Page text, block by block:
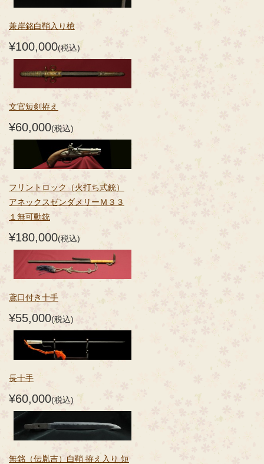
兼岸銘白鞘入り槍
¥100,000(税込)
文官短剣拵え
¥60,000(税込)
フリントロック（火打ち式銃）
アネックスゼンダメリーＭ３３
１無可動銃
¥180,000(税込)
鳶口付き十手
¥55,000(税込)
長十手
¥60,000(税込)
無銘（伝胤吉）白鞘 拵え入り 短